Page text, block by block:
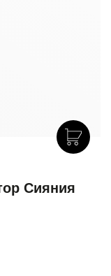
Сияния